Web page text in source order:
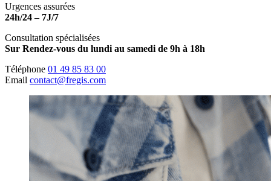
Urgences assurées
24h/24 – 7J/7
Consultation spécialisées
Sur Rendez-vous du lundi au samedi de 9h à 18h
Téléphone 01 49 85 83 00
Email contact@fregis.com